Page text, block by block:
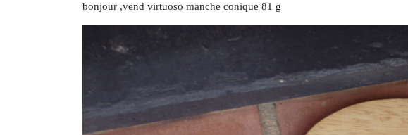
bonjour ,vend virtuoso manche conique 81 g